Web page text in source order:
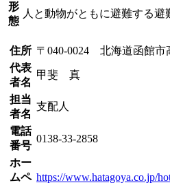
形
態
人と動物がともに避難する避
住所 〒040-0024 北海道函館市
代表
者名
甲斐 真
担当
者名
支配人
電話
番号
0138-33-2858
ホー
ムペ https://www.hatagoya.co.jp/